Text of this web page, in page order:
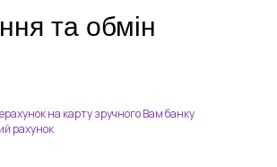
та обмін
на карту зручного Вам банку
рахунок